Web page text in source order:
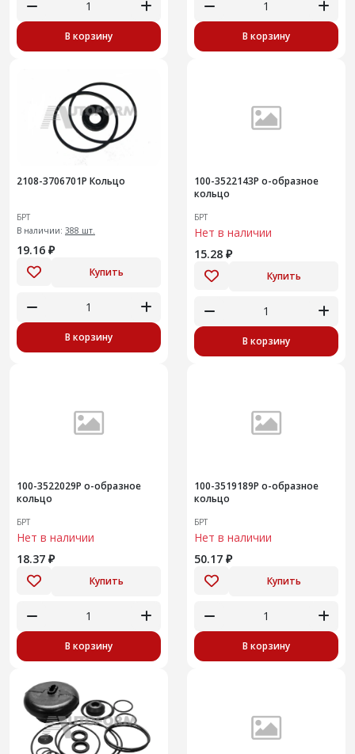
В корзину В корзину
2108-3706701Р Кольцо
БРТ
В наличии: 388 шт.
19.16 ₽
Купить
В корзину
100-3522143Р о-образное
кольцо
БРТ
Нет в наличии
15.28 ₽
Купить
В корзину
100-3522029Р о-образное
кольцо
БРТ
Нет в наличии
18.37 ₽
Купить
В корзину
100-3519189Р о-образное
кольцо
БРТ
Нет в наличии
50.17 ₽
Купить
В корзину